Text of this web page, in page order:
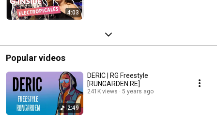
4:03
Popular videos
2:49
DERIC | RG Freestyle
[RUNGARDEN.RE]
241K views 5 years ago